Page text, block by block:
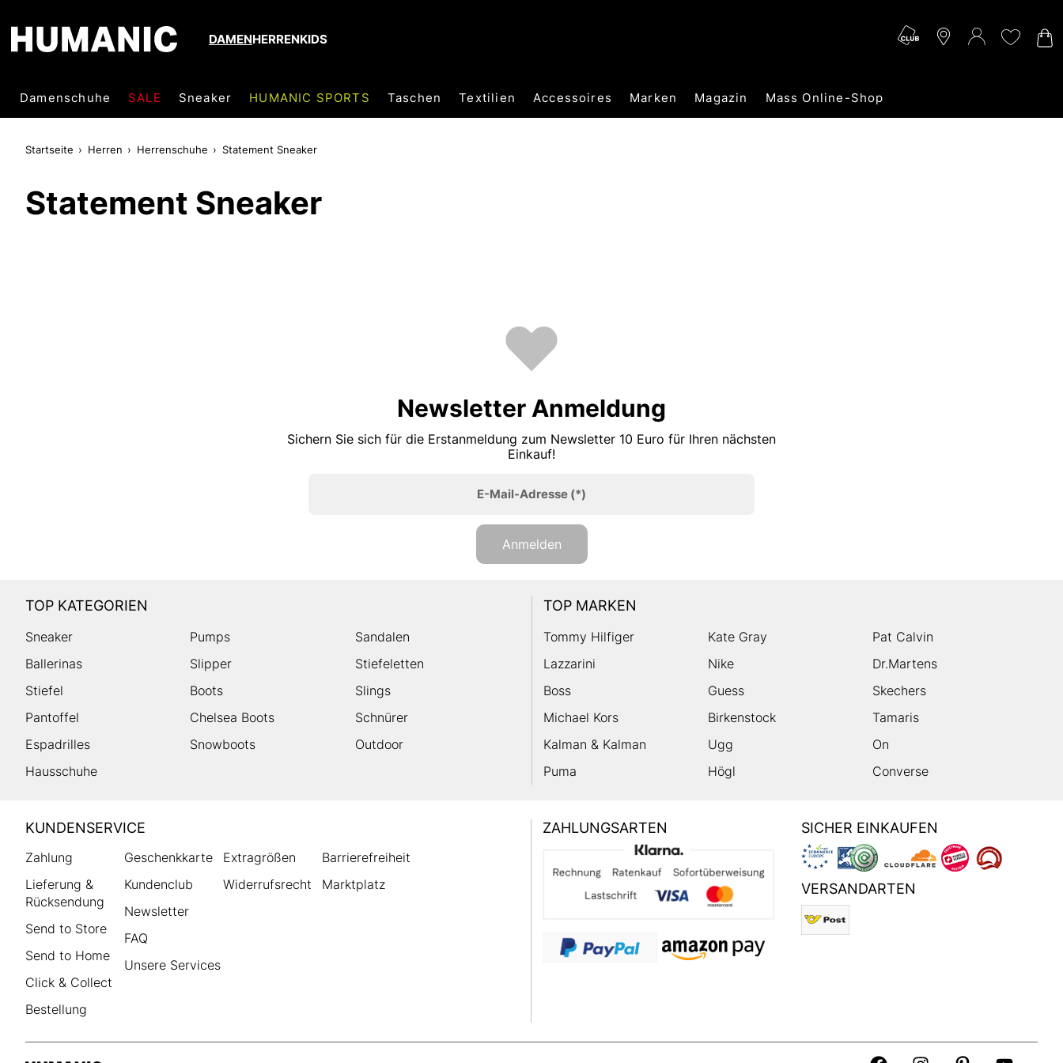
DAMENHERRENKIDS
Damenschuhe SALE Sneaker HUMANIC SPORTS Taschen Textilien Accessoires Marken Magazin Mass Online-Shop
Startseite Herren Herrenschuhe Statement Sneaker
Statement Sneaker
Newsletter Anmeldung
Sichern Sie sich für die Erstanmeldung zum Newsletter 10 Euro für Ihren nächsten
Einkauf!
E-Mail-Adresse(*)
Anmelden
TOP KATEGORIEN
Sneaker Pumps
Sandalen
Ballerinas
Slipper
Stiefeletten
Stiefel
Boots
Slings
Pantoffel
Chelsea Boots
Schnürer
Espadrilles
Snowboots
Outdoor
Hausschuhe
TOP MARKEN
Tommy Hilfiger Kate Gray
Pat Calvin
Lazzarini
Nike
Dr.Martens
Boss
Guess
Skechers
Michael Kors
Birkenstock
Tamaris
Kalman & Kalman
Ugg
On
Puma
Högl Converse
HUMANIC
Footer
KUNDENSERVICE
Zahlung
Lieferung &
Rücksendung
Send to Store
Send to Home
Click & Collect
Bestellung
Geschenkkarte
Kundenclub
Newsletter
FAQ
Unsere Services
Extragrößen
Widerrufsrecht
Barrierefreiheit
Marktplatz
ZAHLUNGSARTEN SICHER EINKAUFEN
VERSANDARTEN